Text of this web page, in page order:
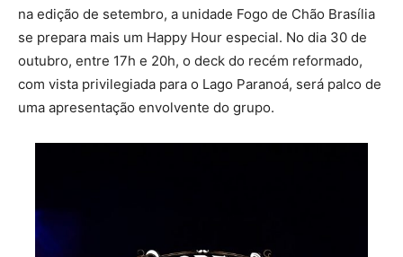
na edição de setembro, a unidade Fogo de Chão Brasília
se prepara mais um Happy Hour especial. No dia 30 de
outubro, entre 17h e 20h, o deck do recém reformado,
com vista privilegiada para o Lago Paranoá, será palco de
uma apresentação envolvente do grupo.